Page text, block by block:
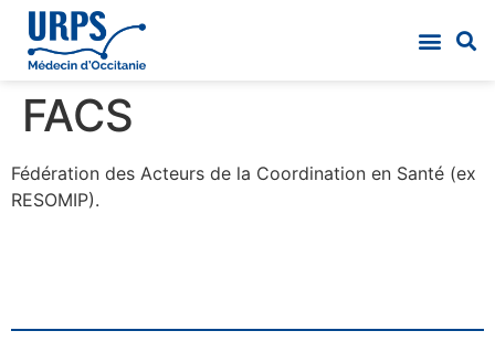
FACS
Fédération des Acteurs de la Coordination en Santé (ex
RESOMIP).